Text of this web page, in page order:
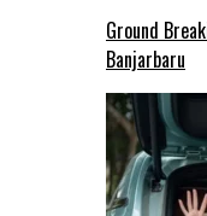
Ground
Banjarbaru